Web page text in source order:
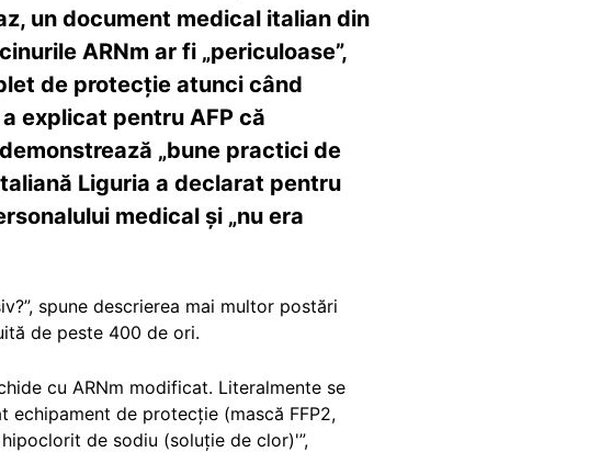
un document medical italian din
ARNm ar fi „periculoase”,
de protecție atunci când
explicat pentru AFP că
„bune practici de
Liguria a declarat pentru
medical și „nu era
spune descrierea mai multor postări
de peste 400 de ori.
cu ARNm modificat. Literalmente se
echipament de protecție (mască FFP2,
de sodiu (soluție de clor)'”,